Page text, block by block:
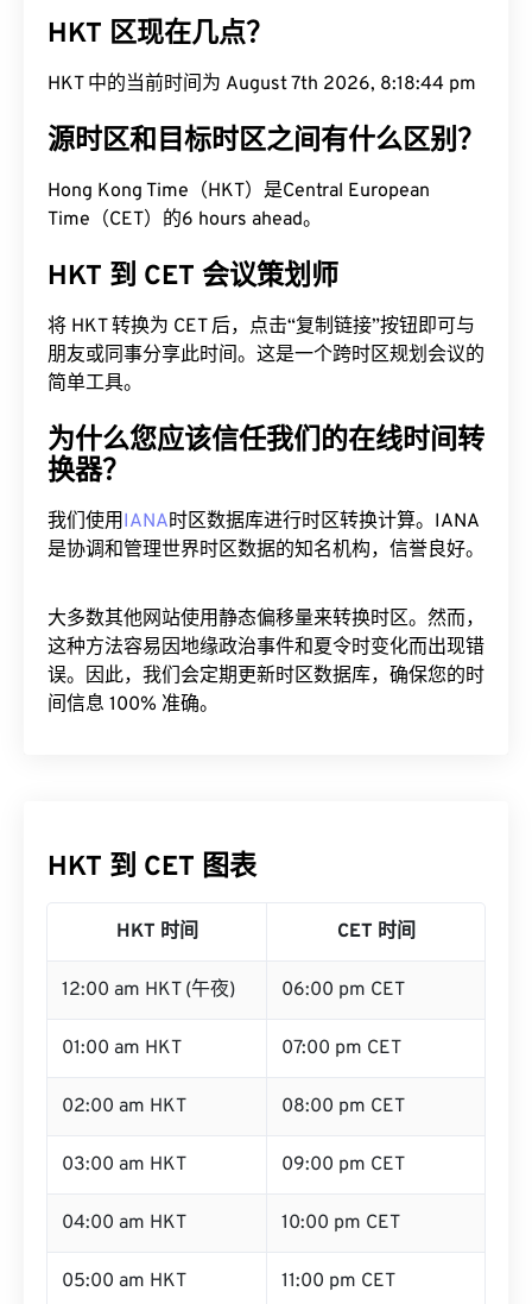
HKT 区现在几点？
HKT 中的当前时间为 August 7th 2026, 8:18:45 pm
源时区和目标时区之间有什么区别？
Hong Kong Time（HKT）是Central European
Time（CET）的6 hours ahead。
HKT 到 CET 会议策划师
将 HKT 转换为 CET 后，点击“复制链接”按钮即可与
朋友或同事分享此时间。这是一个跨时区规划会议的
简单工具。
为什么您应该信任我们的在线时间转
换器？
我们使用IANA时区数据库进行时区转换计算。IANA
是协调和管理世界时区数据的知名机构，信誉良好。
大多数其他网站使用静态偏移量来转换时区。然而，
这种方法容易因地缘政治事件和夏令时变化而出现错
误。因此，我们会定期更新时区数据库，确保您的时
间信息 100% 准确。
HKT 到 CET 图表
HKT 时间 CET 时间
12:00 am HKT (午夜) 06:00 pm CET
01:00 am HKT 07:00 pm CET
02:00 am HKT 08:00 pm CET
03:00 am HKT 09:00 pm CET
04:00 am HKT 10:00 pm CET
05:00 am HKT 11:00 pm CET